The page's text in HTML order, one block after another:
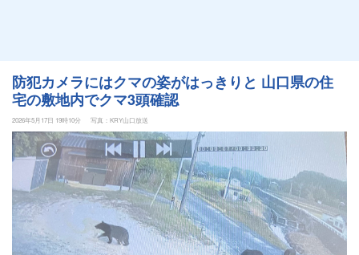
防犯カメラにはクマの姿がはっきりと 山口県の住
宅の敷地内でクマ3頭確認
2026年5月17日 19時10分 写真：KRY山口放送